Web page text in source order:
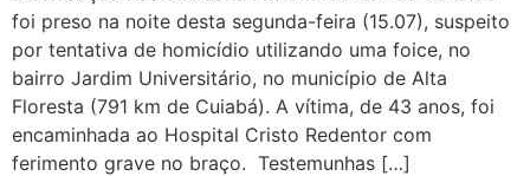
foi preso na noite desta segunda-feira (15.07), suspeito
por tentativa de homicídio utilizando uma foice, no
bairro Jardim Universitário, no município de Alta
Floresta (791 km de Cuiabá). A vítima, de 43 anos, foi
encaminhada ao Hospital Cristo Redentor com
ferimento grave no braço. Testemunhas […]